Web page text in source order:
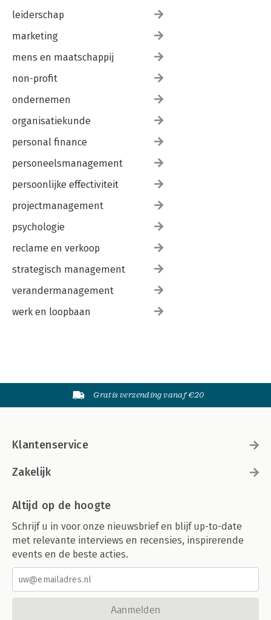
leiderschap
marketing
mens en maatschappij
non-profit
ondernemen
organisatiekunde
personal finance
personeelsmanagement
persoonlijke effectiviteit
projectmanagement
psychologie
reclame en verkoop
strategisch management
verandermanagement
werk en loopbaan
Gratis verzending vanaf €20
Klantenservice
Zakelijk
Altijd op de hoogte
Schrijf u in voor onze nieuwsbrief en blijf up-to-date
met relevante interviews en recensies, inspirerende
events en de beste acties.
Aanmelden